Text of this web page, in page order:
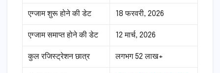
एग्जाम शुरू होने की डेट 18 फरवरी, 2026
एग्जाम समाप्त होने की डेट 12 मार्च, 2026
कुल रजिस्ट्रेशन छात्र लगभग 52 लाख+